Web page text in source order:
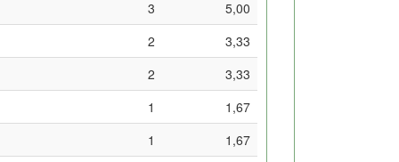
3
5,00
2
3,33
2
3,33
1
1,67
1
1,67